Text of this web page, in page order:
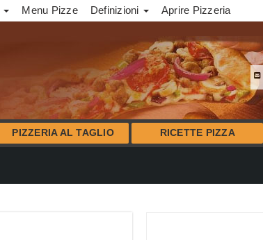
Menu Pizze Definizioni Aprire Pizzeria
PIZZERIA AL TAGLIO RICETTE PIZZA